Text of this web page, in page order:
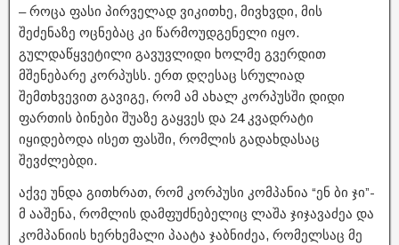
– როცა ფასი პირველად ვიკითხე, მივხვდი, მის
შეძენაზე ოცნებაც კი წარმოუდგენელი იყო.
გულდაწყვეტილი გავუვლიდი ხოლმე გვერდით
მშენებარე კორპუსს. ერთ დღესაც სრულიად
შემთხვევით გავიგე, რომ ამ ახალ კორპუსში დიდი
ფართის ბინები შუაზე გაყვეს და 24 კვადრატი
იყიდებოდა ისეთ ფასში, რომლის გადახდასაც
შევძლებდი.
აქვე უნდა გითხრათ, რომ კორპუსი კომპანია “ენ ბი ჯი”-
მ ააშენა, რომლის დამფუძნებელიც ლაშა ჯიჯავაძეა და
კომპანიის ხერხემალი პაატა ჯაბნიძეა, რომელსაც მე